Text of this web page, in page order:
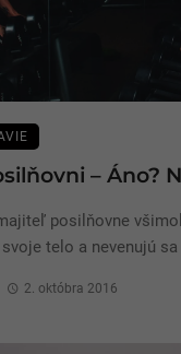
– Áno?
posilňovne
telo a nevenujú sa
2. októbra 2016